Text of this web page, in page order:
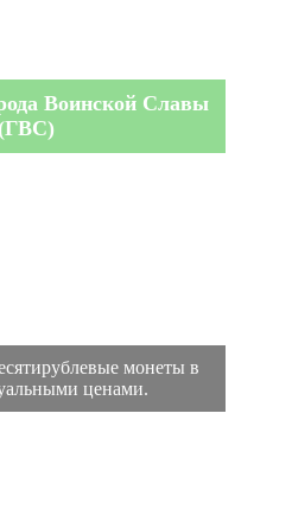
Воинской Славы
(ГВС)
монеты в
ценами.